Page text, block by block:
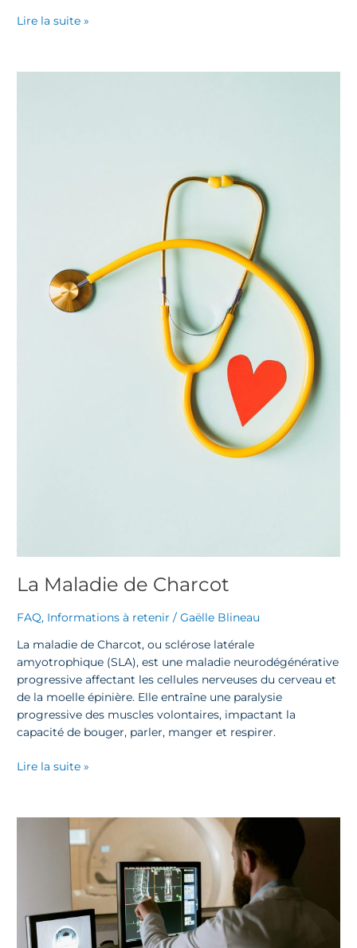
Lire la suite »
La Maladie de Charcot
FAQ, Informations à retenir /Gaëlle Blineau
La maladie de Charcot, ou sclérose latérale
amyotrophique (SLA), est une maladie neurodégénérative
progressive affectant les cellules nerveuses du cerveau et
de la moelle épinière. Elle entraîne une paralysie
progressive des muscles volontaires, impactant la
capacité de bouger, parler, manger et respirer.
Lire la suite »
Vos